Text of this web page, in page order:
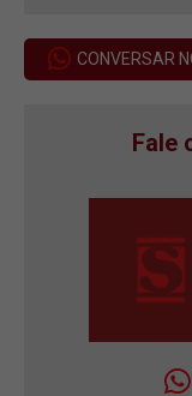
CONVERSAR
Fale